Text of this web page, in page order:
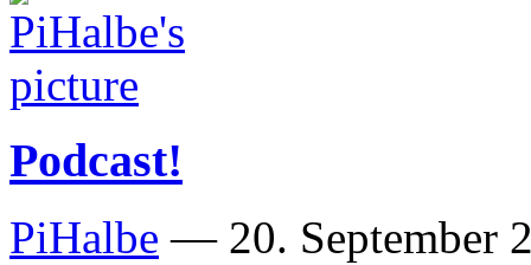
Podcast!
PiHalbe — 20. September